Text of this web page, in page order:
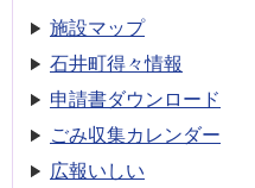
施設マップ
石井町得々情報
申請書ダウンロード
ごみ収集カレンダー
広報いしい